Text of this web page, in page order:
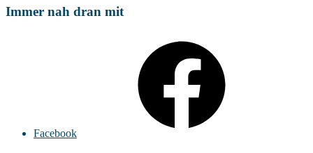
Immer nah dran mit
Facebook